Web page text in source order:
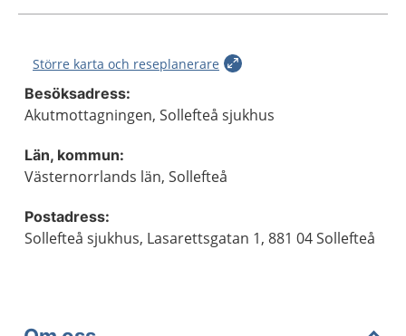
Större karta och reseplanerare
Besöksadress:
Akutmottagningen, Sollefteå sjukhus
Län, kommun:
Västernorrlands län, Sollefteå
Postadress:
Sollefteå sjukhus, Lasarettsgatan 1, 881 04 Sollefteå